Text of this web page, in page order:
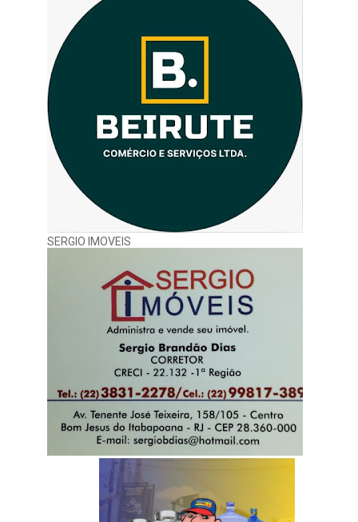
SERGIO IMOVEIS